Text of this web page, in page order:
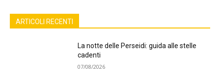
ARTICOLI RECENTI
La notte delle Perseidi: guida alle stelle
cadenti
07/08/2026